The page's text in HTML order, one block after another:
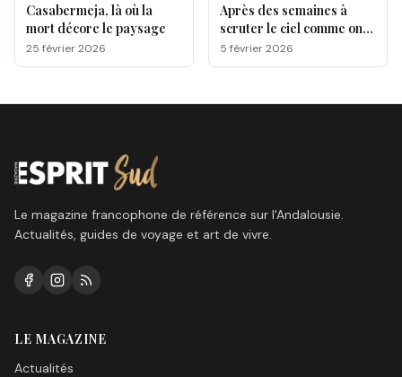
Casabermeja, là où la
mort décore le paysage
25 février 2026
Après des semaines à
scruter le ciel comme on
attend une lettre qui
n’arrive pas, une question
quand le soleil va-t-il
5 février 2026
Le magazine francophone de référence sur l'Andalousie.
Actualités, guides de voyage et art de vivre.
LE MAGAZINE
Actualités